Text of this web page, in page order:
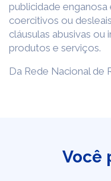
publicidade
coercitivos ou
cláusulas abusivas
produtos e serviços.
Da Rede Nacional de
Você